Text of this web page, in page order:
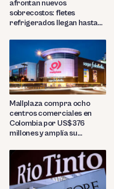
afrontan nuevos
sobrecostos: fletes
refrigerados llegan hasta
Mallplaza compra ocho
centros comerciales en
Colombia por US$376
millones y amplía su